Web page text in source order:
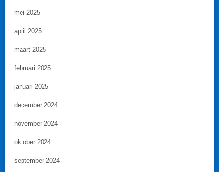
mei 2025
april 2025
maart 2025
februari 2025
januari 2025
december 2024
november 2024
oktober 2024
september 2024